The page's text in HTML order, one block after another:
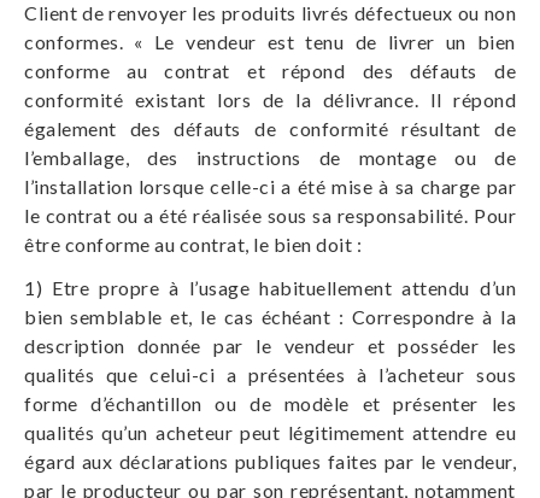
Client de renvoyer les produits livrés défectueux ou non
conformes. « Le vendeur est tenu de livrer un bien
conforme au contrat et répond des défauts de
conformité existant lors de la délivrance. Il répond
également des défauts de conformité résultant de
l’emballage, des instructions de montage ou de
l’installation lorsque celle-ci a été mise à sa charge par
le contrat ou a été réalisée sous sa responsabilité. Pour
être conforme au contrat, le bien doit :
1) Etre propre à l’usage habituellement attendu d’un
bien semblable et, le cas échéant : Correspondre à la
description donnée par le vendeur et posséder les
qualités que celui-ci a présentées à l’acheteur sous
forme d’échantillon ou de modèle et présenter les
qualités qu’un acheteur peut légitimement attendre eu
égard aux déclarations publiques faites par le vendeur,
par le producteur ou par son représentant, notamment